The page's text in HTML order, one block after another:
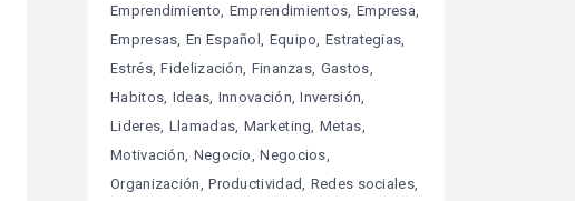
Emprendimiento Emprendimientos Empresa
Empresas En Español Equipo
Estrategias
Estrés Fidelización Finanzas Gastos
Habitos Ideas Innovación Inversión
Lideres Llamadas Marketing
Metas
Motivación Negocio
Negocios
Organización
Productividad Redes sociales